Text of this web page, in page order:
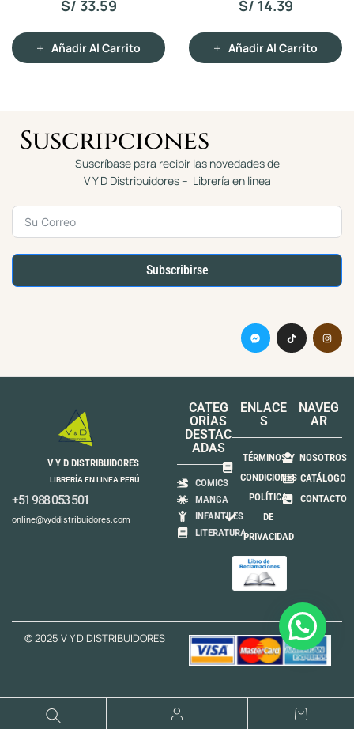
o
0
e
COLOURING FOR
S/ 33.59
Añadir Al Carrito
o
0
e
COLOREAR PARA
S/ 14.39
Añadir Al Carrito
Suscripciones
Suscríbase para recibir las novedades de
V Y D Distribuidores – Librería en linea
Subscribirse
V Y D DISTRIBUIDORES
LIBRERÍA EN LINEA PERÚ
+51 988 053 501
online@vyddistribuidores.com
CATEG
ORÍAS
DESTAC
ADAS
COMICS
MANGA
INFANTILES
LITERATURA
ENLACE
S
TÉRMINOS Y
CONDICIONES
POLÍTICA
DE
PRIVACIDAD
NAVEG
AR
NOSOTROS
CATÁLOGO
CONTACTO
© 2025 V Y D DISTRIBUIDORES